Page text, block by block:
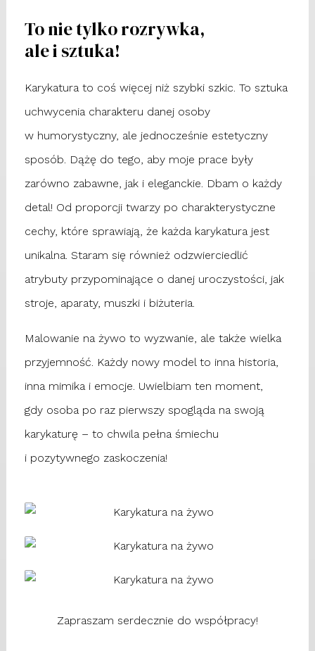
To nie tylko rozrywka,
ale i sztuka!
Karykatura to coś więcej niż szybki szkic. To sztuka
uchwycenia charakteru danej osoby
w humorystyczny, ale jednocześnie estetyczny
sposób. Dążę do tego, aby moje prace były
zarówno zabawne, jak i eleganckie. Dbam o każdy
detal! Od proporcji twarzy po charakterystyczne
cechy, które sprawiają, że każda karykatura jest
unikalna. Staram się również odzwierciedlić
atrybuty przypominające o danej uroczystości, jak
stroje, aparaty, muszki i biżuteria.
Malowanie na żywo to wyzwanie, ale także wielka
przyjemność. Każdy nowy model to inna historia,
inna mimika i emocje. Uwielbiam ten moment,
gdy osoba po raz pierwszy spogląda na swoją
karykaturę – to chwila pełna śmiechu
i pozytywnego zaskoczenia!
Zapraszam serdecznie do współpracy!